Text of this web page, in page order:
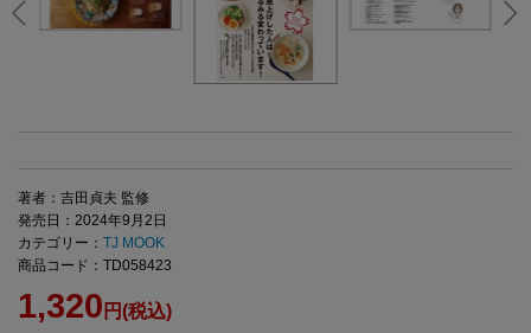
著者：吉田貞夫 監修
発売日：2024年9月2日
カテゴリー： TJ MOOK
商品コード：TD058423
1,320 円(税込)